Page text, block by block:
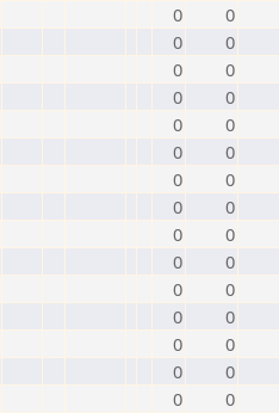
0
0
0
0
0
0
0
0
0
0
0
0
0
0
0
0
0
0
0
0
0
0
0
0
0
0
0
0
0 0